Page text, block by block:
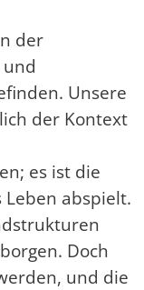
der
Unsere
der Kontext
es ist die
abspielt.
Doch
und die